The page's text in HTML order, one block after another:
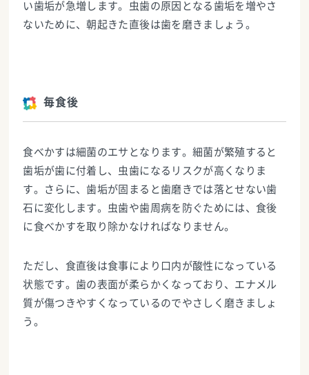
い歯垢が急増します。虫歯の原因となる歯垢を増やさ
ないために、朝起きた直後は歯を磨きましょう。
毎食後
食べかすは細菌のエサとなります。細菌が繁殖すると
歯垢が歯に付着し、虫歯になるリスクが高くなりま
す。さらに、歯垢が固まると歯磨きでは落とせない歯
石に変化します。虫歯や歯周病を防ぐためには、食後
に食べかすを取り除かなければなりません。
ただし、食直後は食事により口内が酸性になっている
状態です。歯の表面が柔らかくなっており、エナメル
質が傷つきやすくなっているのでやさしく磨きましょ
う。